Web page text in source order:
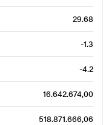
29.68
-1.3
-4.2
16.642.674,00
518.871.666,06